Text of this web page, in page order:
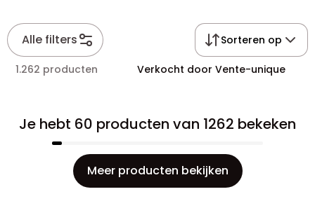
Alle filters Sorteren op
1.262 producten Verkocht door Vente-unique
Je hebt 60 producten van 1262 bekeken
Meer producten bekijken